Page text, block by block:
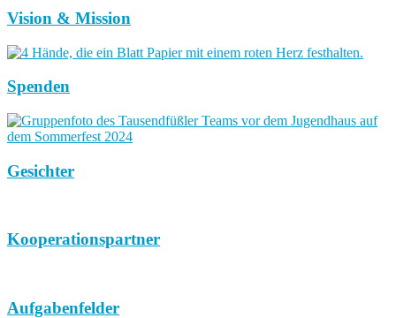
Vision & Mission
Spenden
Gesichter
Kooperationspartner
Aufgabenfelder